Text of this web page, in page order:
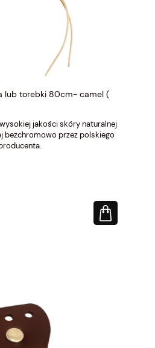
lub torebki 80cm- camel (
jakości skóry naturalnej
bezchromowo przez polskiego